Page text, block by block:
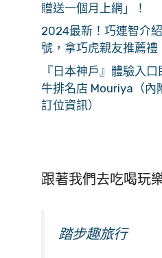
贈送一個月上網」！
2024最新！巧連智介
號，拿巧虎親友推薦禮
『日本神戶』體驗入
牛排名店 Mouriya（內
訂位資訊）
跟著我們去吃喝玩
踏步趣旅行